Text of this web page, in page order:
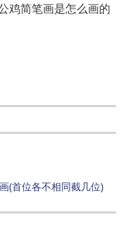
鸡简笔画是怎么画的
(首位各不相同截几位)